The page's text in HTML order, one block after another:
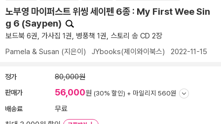
노부영 마이퍼스트 위씽 세이펜 6종 : My First Wee Sin
g 6 (Saypen)
보드북 6권, 가사집 1권, 병풍책 1권, 스토리 송 CD 2장
Pamela & Susan (지은이) JYbooks(제이와이북스) 2022-11-15
정가 80,000원
판매가 56,000원 (30% 할인) + 마일리지 560원
배송료
무료